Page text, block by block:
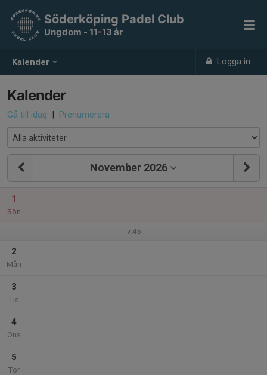
Kalender Logga in
Söderköping Padel Club
Ungdom - 11-13 år
Kalender
Gå till idag | Prenumerera
November 2026
1
Sön
v.45
2
Mån
3
Tis
4
Ons
5
Tor